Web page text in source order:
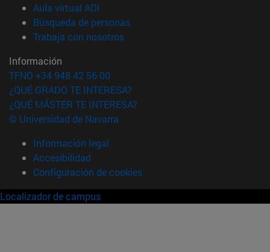
Aula virtual ADI
Búsqueda de personas(abre en nueva ventana)
Trabaja con nosotros(abre en nueva ventana)
Información
TFNO +34 948 42 56 00
¿QUÉ GRADO TE INTERESA?
¿QUÉ MÁSTER TE INTERESA?
© Universidad de Navarra
Información legal
Accesibilidad
Configuración de cookies
Localizador de campus